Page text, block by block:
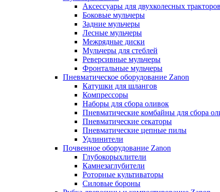
Аксессуары для двухколесных тракторов
Боковые мульчеры
Задние мульчеры
Лесные мульчеры
Межрядные диски
Мульчеры для стеблей
Реверсивные мульчеры
Фронтальные мульчеры
Пневматическое оборудование Zanon
Катушки для шлангов
Компрессоры
Наборы для сбора оливок
Пневматические комбайны для сбора
Пневматические секаторы
Пневматические цепные пилы
Удлинители
Почвенное оборудование Zanon
Глубокорыхлители
Камнезаглубители
Роторные культиваторы
Силовые бороны